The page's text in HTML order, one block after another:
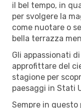
il bel tempo, in
per svolgere la
come nuotare o
bella terrazza
Gli appassionati
approfittare del
stagione per
paesaggi in Stati
Sempre in